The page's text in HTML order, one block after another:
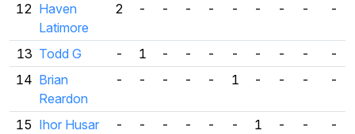
12 Haven
Latimore
2 - - - - - - - - -
13 Todd G - 1 - - - - - - -
-
14 Brian
Reardon
- - - - - 1 - - - -
15 Ihor Husar - - - - - - 1 - -
-